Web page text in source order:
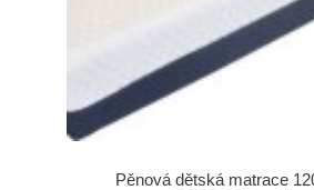
Pěnová dětská matrace